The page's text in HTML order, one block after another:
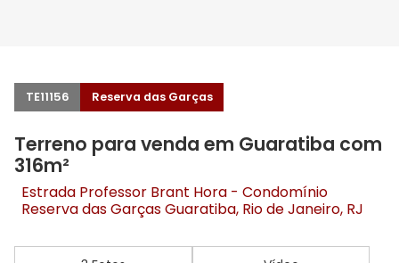
TE11156 Reserva das Garças
Terreno para venda em Guaratiba com
316m²
Estrada Professor Brant Hora - Condomínio
Reserva das GarçasGuaratiba, Rio de Janeiro, RJ